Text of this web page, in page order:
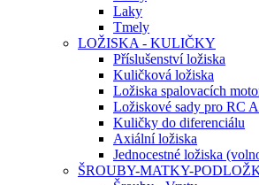
Laky
Tmely
LOŽISKA - KULIČKY
Příslušenství ložiska
Kuličková ložiska
Ložiska spalovacích
Ložiskové sady pro RC
Kuličky do diferenciálu
Axiální ložiska
Jednocestné ložiska
ŠROUBY-MATKY-